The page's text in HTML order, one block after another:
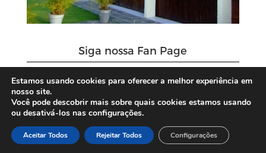
Siga nossa Fan Page
Estamos usando cookies para oferecer a melhor experiência em
nosso site.
Você pode descobrir mais sobre quais cookies estamos usando
ou desativá-los nas configurações.
Aceitar Todos Rejeitar Todos Configurações